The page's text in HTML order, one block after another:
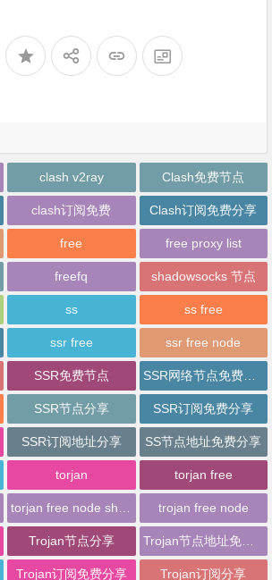
clash v2ray Clash免费节点
clash订阅免费 Clash订阅免费分享
free free proxy list
freefq shadowsocks 节点
ss ss free
ssr free ssr free node
SSR免费节点 SSR网络节点免费分享
SSR节点分享 SSR订阅免费分享
SSR订阅地址分享 SS节点地址免费分享
torjan torjan free
trojan free node
Trojan节点分享
Trojan订阅免费分享 Trojan订阅分享